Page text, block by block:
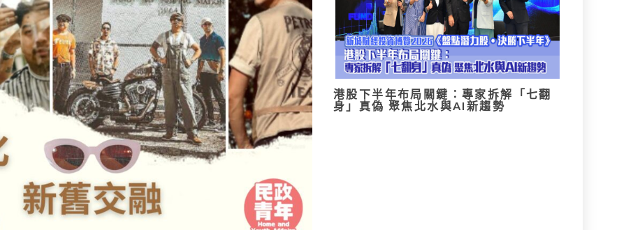
港股下半年布局關鍵：專家拆解「七翻
身」真偽 聚焦北水與AI新趨勢